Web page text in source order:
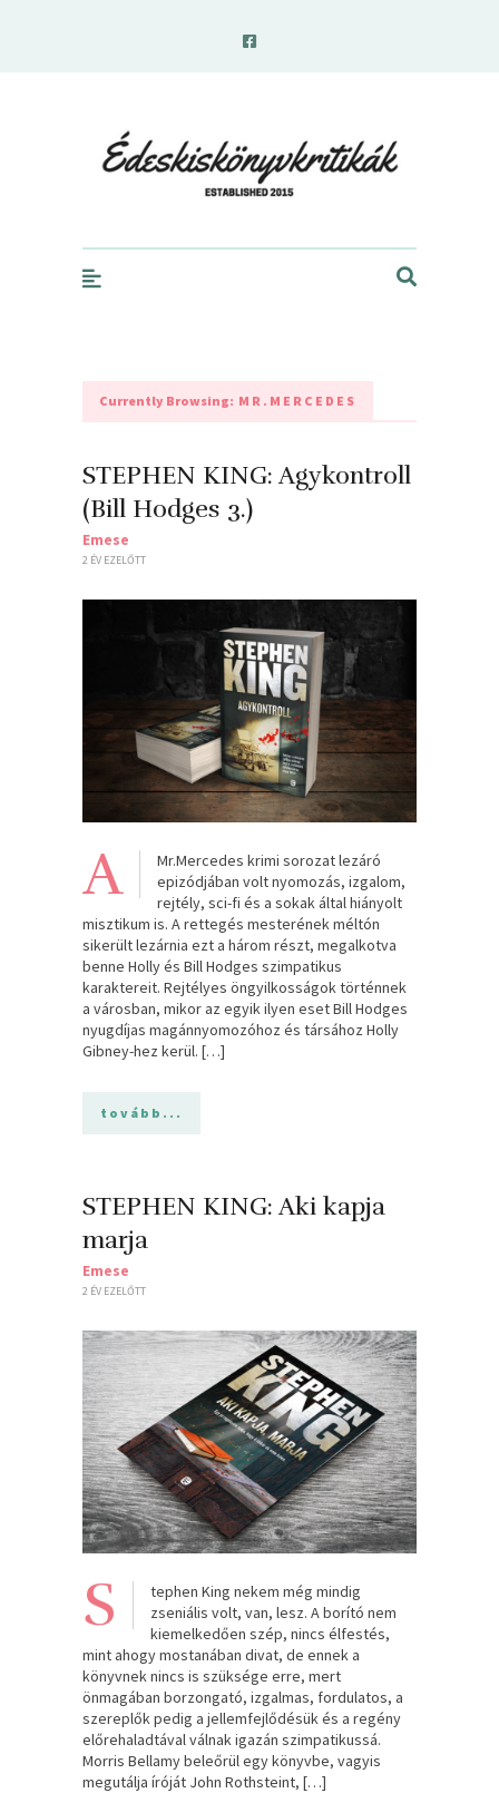
Currently Browsing: MR.MERCEDES
STEPHEN KING: Agykontroll
(Bill Hodges 3.)
Emese
2 ÉV EZELŐTT
A
Mr.Mercedes krimi sorozat lezáró
epizódjában volt nyomozás, izgalom,
rejtély, sci-fi és a sokak által hiányolt
misztikum is. A rettegés mesterének méltón
sikerült lezárnia ezt a három részt, megalkotva
benne Holly és Bill Hodges szimpatikus
karaktereit. Rejtélyes öngyilkosságok történnek
a városban, mikor az egyik ilyen eset Bill Hodges
nyugdíjas magánnyomozóhoz és társához Holly
Gibney-hez kerül. […]
tovább...
STEPHEN KING: Aki kapja
marja
Emese
2 ÉV EZELŐTT
S
tephen King nekem még mindig
zseniális volt, van, lesz. A borító nem
kiemelkedően szép, nincs élfestés,
mint ahogy mostanában divat, de ennek a
könyvnek nincs is szüksége erre, mert
önmagában borzongató, izgalmas, fordulatos, a
szereplők pedig a jellemfejlődésük és a regény
előrehaladtával válnak igazán szimpatikussá.
Morris Bellamy beleőrül egy könyvbe, vagyis
megutálja íróját John Rothsteint, […]